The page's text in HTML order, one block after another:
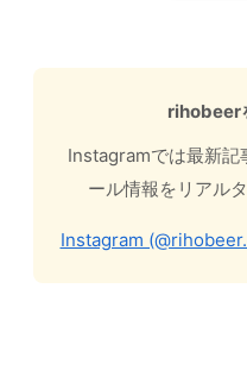
rihobeer
Instagramでは最新記
ール情報をリアル
Instagram